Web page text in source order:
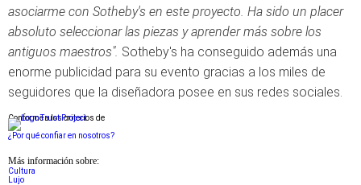
asociarme con Sotheby's en este proyecto. Ha sido un placer
absoluto seleccionar las piezas y aprender más sobre los
antiguos maestros". Sotheby's ha conseguido además una
enorme publicidad para su evento gracias a los miles de
seguidores que la diseñadora posee en sus redes sociales.
Conforme a los criterios de
¿Por qué confiar en nosotros?
Más información sobre:
Cultura
Lujo